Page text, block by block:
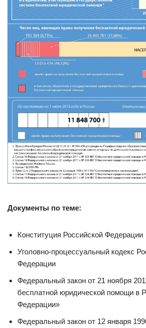
Документы по теме:
Конституция Российской Федерации
Уголовно-процессуальный кодекс
Федерации
Федеральный закон от 21 ноября
бесплатной юридической помощи в
Федерации»
Федеральный закон от 12 января